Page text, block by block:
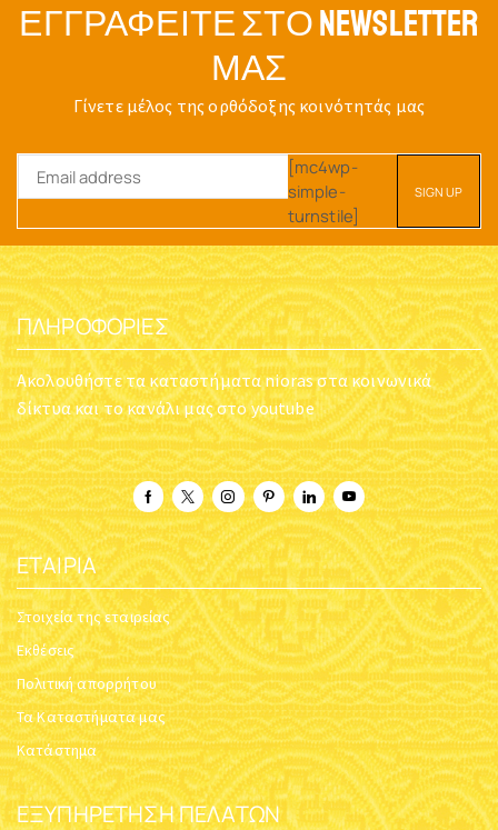
ΕΓΓΡΑΦΕΊΤΕ ΣΤΟ NEWSLETTER
ΜΑΣ
Γίνετε μέλος της ορθόδοξης κοινότητάς μας
[mc4wp-
simple-
turnstile]
ΠΛΗΡΟΦΟΡΊΕΣ
Ακολουθήστε τα καταστήματα nioras στα κοινωνικά
δίκτυα και το κανάλι μας στο youtube
ΕΤΑΙΡΊΑ
Στοιχεία της εταιρείας
Εκθέσεις
Πολιτική απορρήτου
Τα Καταστήματα μας
Κατάστημα
ΕΞΥΠΗΡΈΤΗΣΗ ΠΕΛΑΤΏΝ